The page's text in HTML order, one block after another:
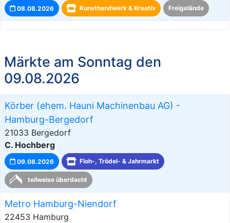
08.08.2026 Kunsthandwerk & Kreativ Freigelände
Märkte am Sonntag den
09.08.2026
Körber (ehem. Hauni Machinenbau AG) -
Hamburg-Bergedorf
21033 Bergedorf
C. Hochberg
09.08.2026 Floh-, Trödel- & Jahrmarkt
teilweise überdacht
Metro Hamburg-Niendorf
22453 Hamburg